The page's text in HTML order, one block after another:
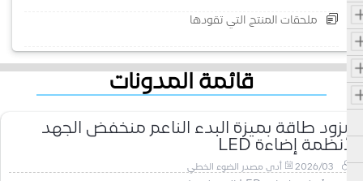
ملحقات المنتج التي تقودها
قائمة المدونات
مزود طاقة بميزة البدء الناعم منخفض الجهد
لأنظمة إضاءة LED
2026/03 أدى مصدر الضوء الخطي